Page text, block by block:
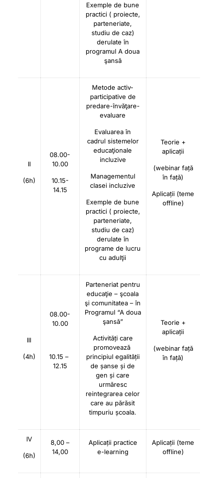
Exemple de bune
practici ( proiecte,
parteneriate,
studiu de caz)
derulate în
programul A doua
şansă
II
(6h)
08.00-
10.00
10.15-
14.15
Metode activ-
participative de
predare-învăţare-
evaluare
Evaluarea în
cadrul sistemelor
educaţionale
incluzive
Managementul
clasei incluzive
Exemple de bune
practici ( proiecte,
parteneriate,
studiu de caz)
derulate în
programe de lucru
cu adulţii
Teorie +
aplicații
(webinar față
în față)
Aplicații (teme
offline)
III
(4h)
08.00-
10.00
10.15 –
12.15
Parteneriat pentru
educaţie – şcoala
şi comunitatea – în
Programul “A doua
şansă”
Activități care
promovează
principiul egalității
de șanse și de
gen și care
urmăresc
reintegrarea celor
care au părăsit
timpuriu școala.
Teorie +
aplicații
(webinar față
în față)
IV
(6h)
8,00 –
14,00
Aplicații practice
e-learning
Aplicații (teme
offline)